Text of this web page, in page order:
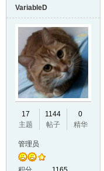
VariableD
17
主题
1144
帖子
0
精华
管理员